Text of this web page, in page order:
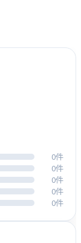
0件
0件
0件
0件
0件